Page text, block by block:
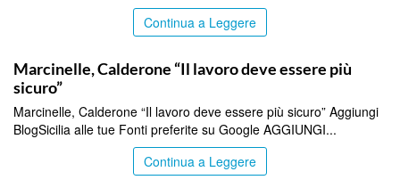
Continua a Leggere
Marcinelle, Calderone “Il lavoro deve essere più
sicuro”
Marcinelle, Calderone “Il lavoro deve essere più sicuro” Aggiungi
BlogSicilia alle tue Fonti preferite su Google AGGIUNGI...
Continua a Leggere